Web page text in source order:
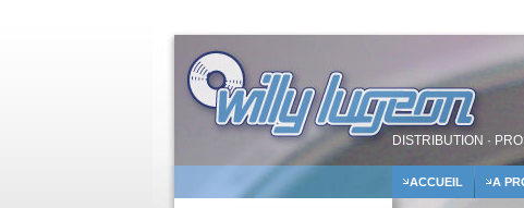
DISTRIBUTION ·
ACCUEIL A